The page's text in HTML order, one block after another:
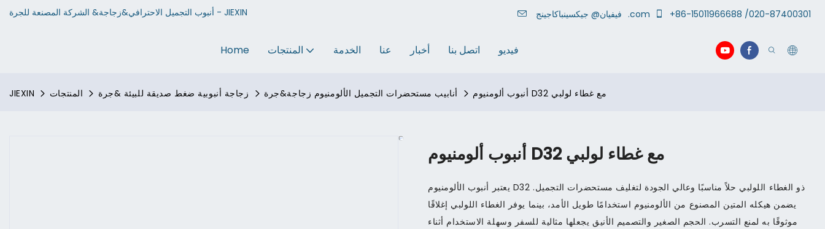
أنبوب التجميل الاحترافي&زجاجة& الشركة المصنعة للجرة - JIEXIN فيفيان@ .com +86-15011966688 /020-87400301
Home المنتجات الخدمة عنا أخبار اتصل بنا فيديو
JIEXIN المنتجات زجاجة أنبوبية ضغط صديقة للبيئة &جرة أنابيب مستحضرات التجميل الألومنيوم زجاجة&جرة أنبوب ألومنيوم D32 مع غطاء لولبي
أنبوب ألومنيوم D32 مع غطاء لولبي
يعتبر أنبوب الألومنيوم D32 ذو الغطاء اللولبي حلاً مناسبًا وعالي الجودة لتغليف مستحضرات التجميل.
يضمن هيكله المتين المصنوع من الألومنيوم استخدامًا طويل الأمد، بينما يوفر الغطاء اللولبي إغلاقًا
موثوقًا به لمنع التسرب. الحجم الصغير والتصميم الأنيق يجعلها مثالية للسفر وسهلة الاستخدام أثناء